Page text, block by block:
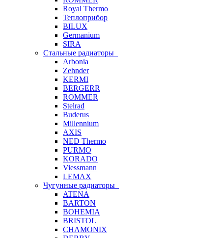
Royal Thermo
Теплоприбор
BILUX
Germanium
SIRA
Стальные радиаторы
Arbonia
Zehnder
KERMI
BERGERR
ROMMER
Stelrad
Buderus
Millennium
AXIS
NED Thermo
PURMO
KORADO
Viessmann
LEMAX
Чугунные радиаторы
ATENA
BARTON
BOHEMIA
BRISTOL
CHAMONIX